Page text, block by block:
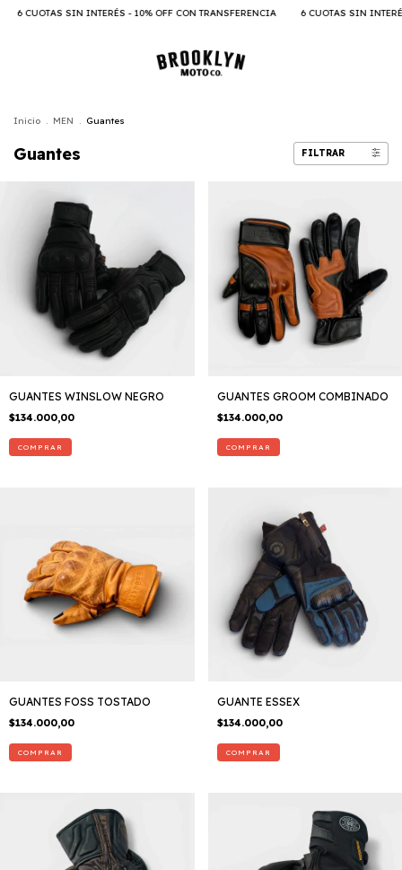
6 CUOTAS SIN INTERÉS - 10% OFF CON TRANSFERENCIA 6 CUOTAS SIN INTERÉS
Inicio . MEN . Guantes
Guantes FILTRAR
GUANTES WINSLOW NEGRO
$134.000,00
COMPRAR
GUANTES GROOM COMBINADO
$134.000,00
COMPRAR
GUANTES FOSS TOSTADO
$134.000,00
COMPRAR
GUANTE ESSEX
$134.000,00
COMPRAR